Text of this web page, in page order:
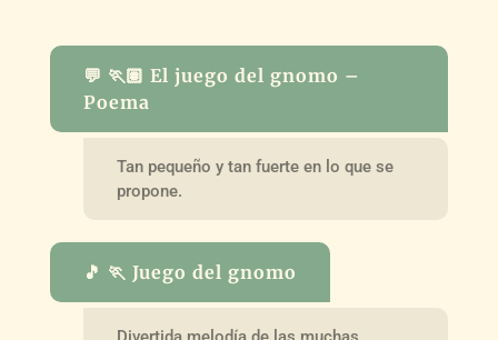
💬 🏃🏽 El juego del gnomo –
Poema
Tan pequeño y tan fuerte en lo que se
propone.
🎵 🏃 Juego del gnomo